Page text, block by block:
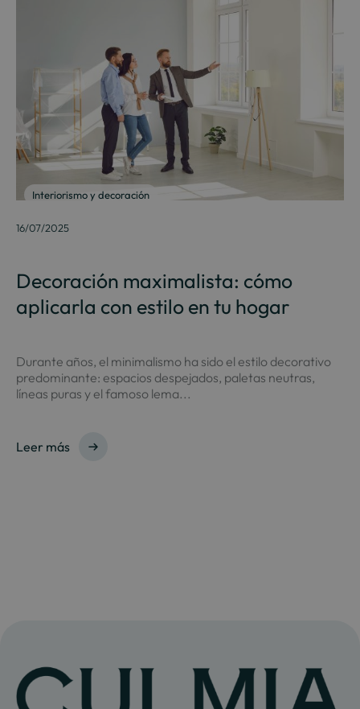
Interiorismo y decoración
16/07/2025
Decoración maximalista: cómo
aplicarla con estilo en tu hogar
Durante años, el minimalismo ha sido el estilo decorativo
predominante: espacios despejados, paletas neutras,
líneas puras y el famoso lema...
Leer más